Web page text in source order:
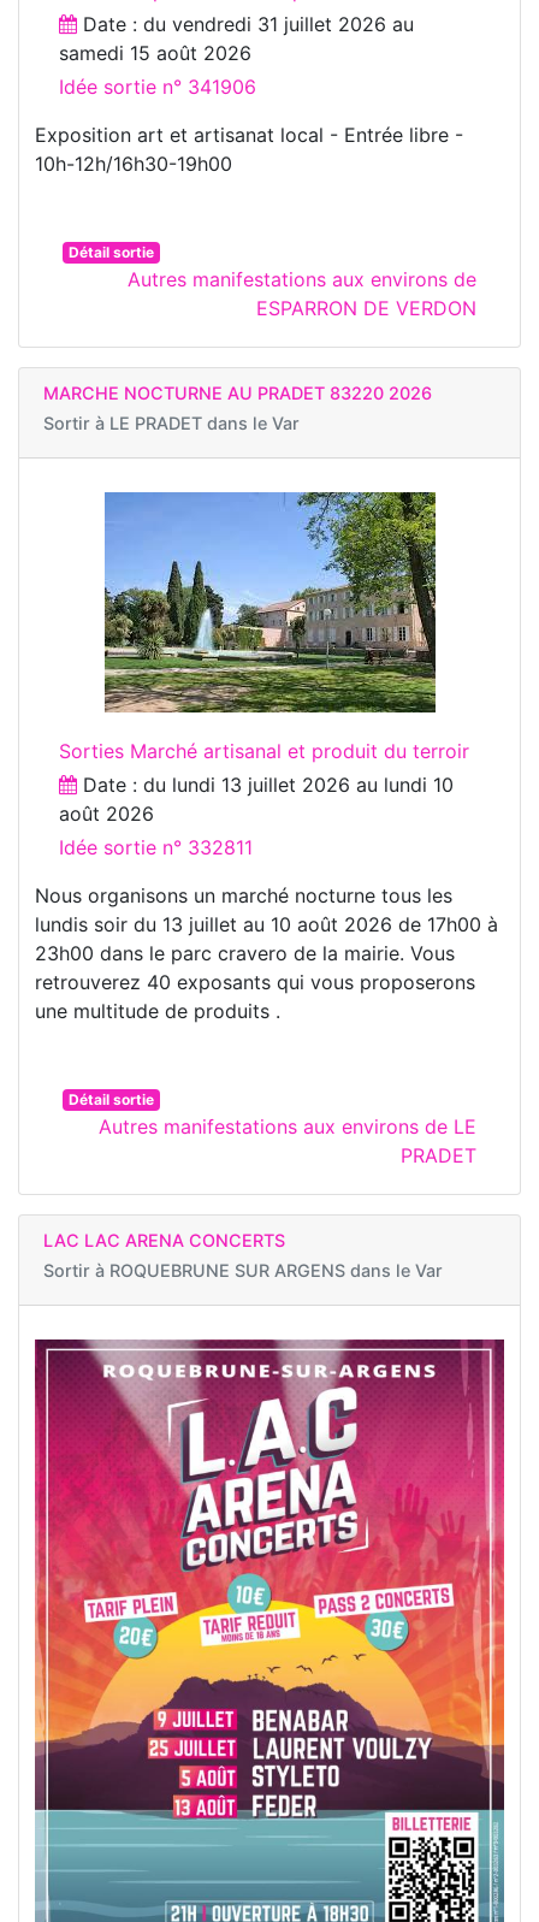
Date : du vendredi 31 juillet 2026 au
samedi 15 août 2026
Idée sortie n° 341906
Exposition art et artisanat local - Entrée libre -
10h-12h/16h30-19h00
Détail sortie
Autres manifestations aux environs de
ESPARRON DE VERDON
MARCHE NOCTURNE AU PRADET 83220 2026
Sortir à LE PRADET dans le Var
Sorties Marché artisanal et produit du terroir
Date : du lundi 13 juillet 2026 au lundi 10
août 2026
Idée sortie n° 332811
Nous organisons un marché nocturne tous les
lundis soir du 13 juillet au 10 août 2026 de 17h00 à
23h00 dans le parc cravero de la mairie. Vous
retrouverez 40 exposants qui vous proposerons
une multitude de produits .
Détail sortie
Autres manifestations aux environs de LE
PRADET
LAC LAC ARENA CONCERTS
Sortir à ROQUEBRUNE SUR ARGENS dans le Var